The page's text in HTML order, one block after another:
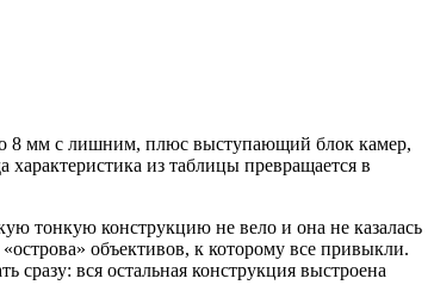
8 мм с лишним, плюс выступающий блок камер,
из таблицы превращается в
тонкую конструкцию не вело и она не казалась
объективов, к которому все привыкли.
вся остальная конструкция выстроена